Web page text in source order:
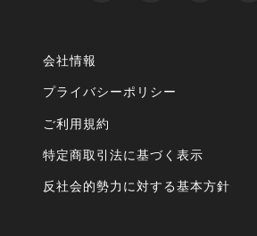
会社情報
プライバシーポリシー
ご利用規約
特定商取引法に基づく表示
反社会的勢力に対する基本方針